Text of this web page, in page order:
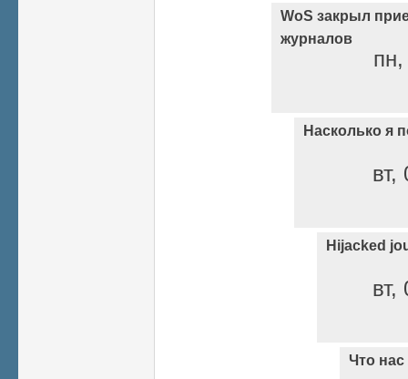
WoS закрыл
журналов
Насколько я
Hijacked
Что